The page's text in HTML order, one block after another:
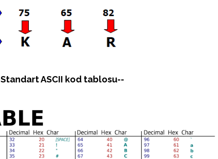
ASCII kod tablosu--